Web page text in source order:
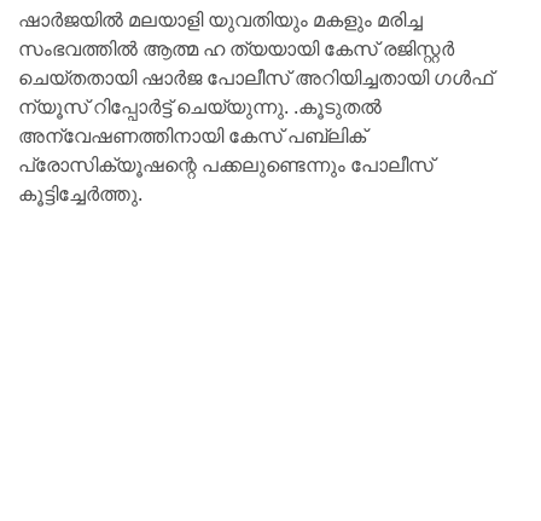
ഷാർജയിൽ മലയാളി യുവതിയും മകളും മരിച്ച
സംഭവത്തിൽ ആത്മ ഹ ത്യയായി കേസ് രജിസ്റ്റർ
ചെയ്തതായി ഷാർജ പോലീസ് അറിയിച്ചതായി ഗൾഫ്
ന്യൂസ് റിപ്പോർട്ട് ചെയ്യുന്നു. .കൂടുതൽ
അന്വേഷണത്തിനായി കേസ് പബ്ലിക്
പ്രോസിക്യൂഷന്റെ പക്കലുണ്ടെന്നും പോലീസ്
കൂട്ടിച്ചേർത്തു.